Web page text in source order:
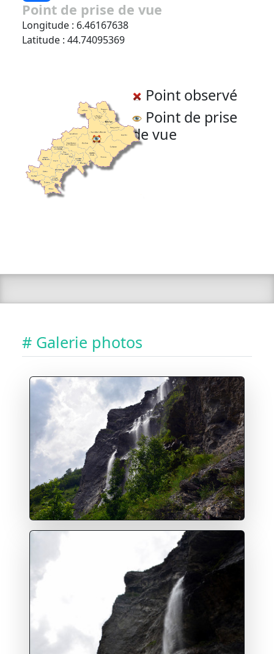
Point de prise de vue
Longitude : 6.46167638
Latitude : 44.74095369
Point observé
Point de prise
de vue
# Galerie photos